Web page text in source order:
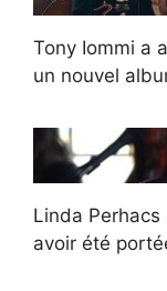
Tony Iommi a
un nouvel
Linda
avoir été